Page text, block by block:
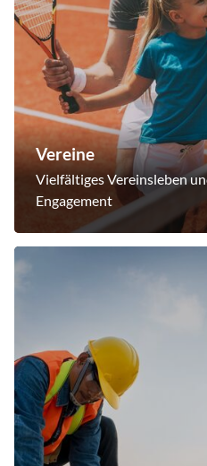
Vereine
Vielfältiges Vereinsleben
Engagement